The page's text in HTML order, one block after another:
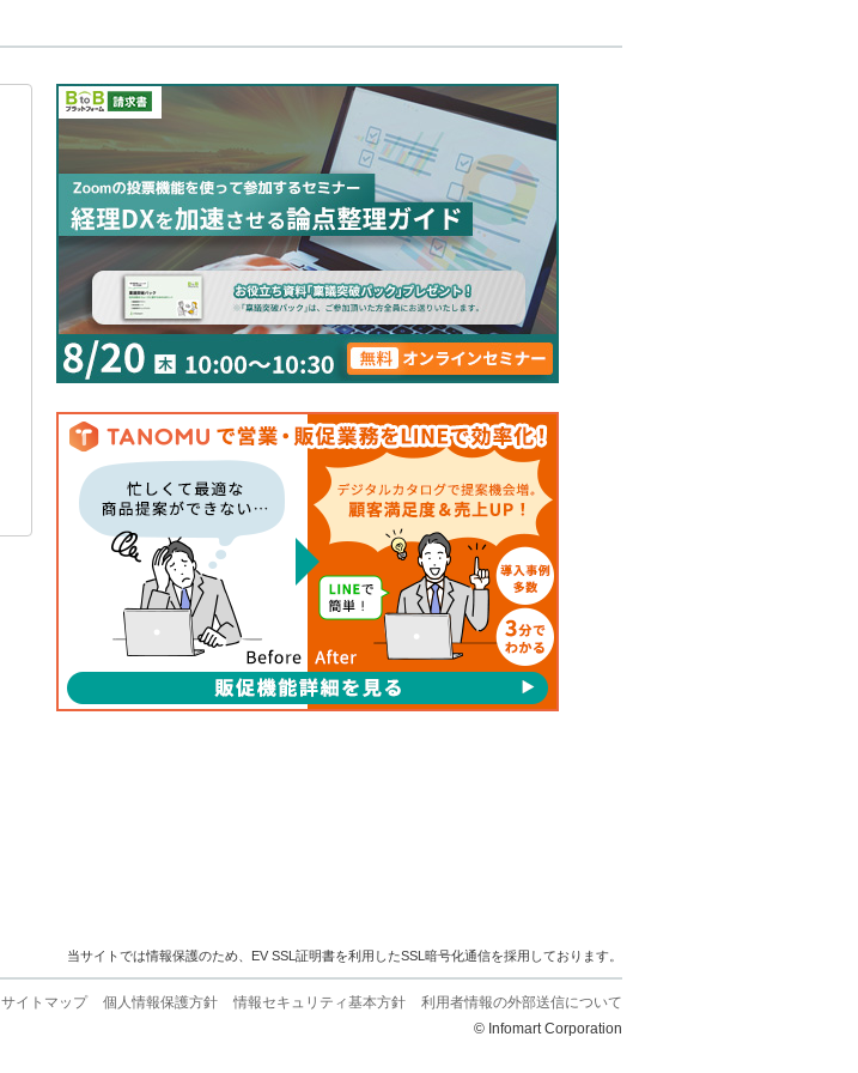
当サイトでは情報保護のため、EV SSL証明書を利用したSSL暗号化通信を採用しております。
サイトマップ 個人情報保護方針 情報セキュリティ基本方針
利用者情報の外部送信について
© Infomart Corporation